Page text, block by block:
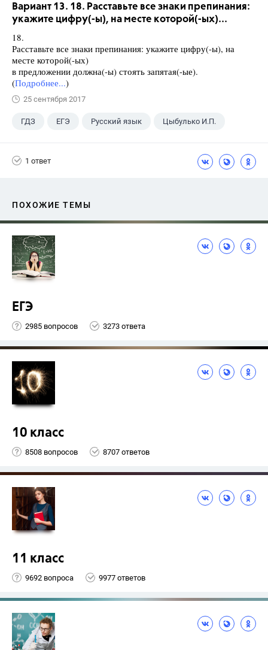
Вариант 13. 18. Расставьте все знаки препинания:
укажите цифру(-ы), на месте которой(-ых)...
18.
Расставьте все знаки препинания: укажите цифру(-ы), на
месте которой(-ых)
в предложении должна(-ы) стоять запятая(-ые).
(Подробнее...)
25 сентября 2017
ГДЗ ЕГЭ Русский язык Цыбулько И.П.
1 ответ
ПОХОЖИЕ ТЕМЫ
ЕГЭ
2985 вопросов 3273 ответа
10 класс
8508 вопросов 8707 ответов
11 класс
9692 вопроса 9977 ответов